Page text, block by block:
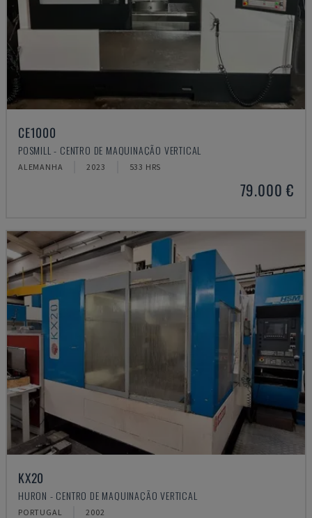
CE1000
POSMILL - CENTRO DE MAQUINAÇÃO VERTICAL
ALEMANHA 2023 533 HRS
79.000 €
KX20
HURON - CENTRO DE MAQUINAÇÃO VERTICAL
PORTUGAL 2002